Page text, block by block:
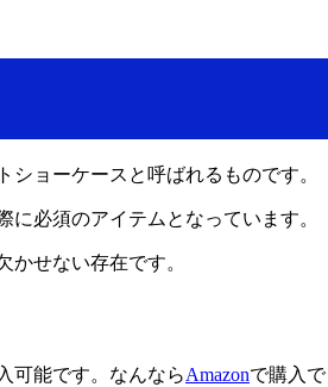
ョーケースと呼ばれるものです。
必須のアイテムとなっています。
せない存在です。
可能です。なんならAmazonで購入